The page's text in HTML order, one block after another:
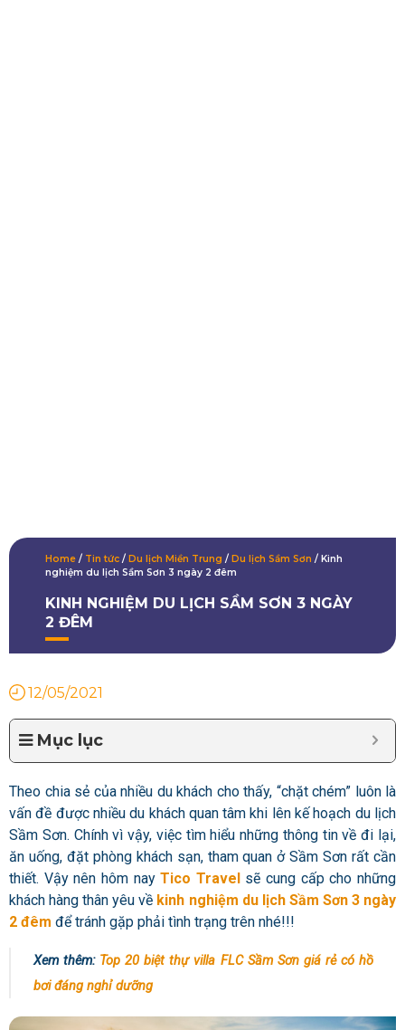
Home / Tin tức / Du lịch Miền Trung / Du lịch Sầm Sơn / Kinh
nghiệm du lịch Sầm Sơn 3 ngày 2 đêm
KINH NGHIỆM DU LỊCH SẦM SƠN 3 NGÀY
2 ĐÊM
12/05/2021
Mục lục
Theo chia sẻ của nhiều du khách cho thấy, “chặt chém” luôn là
vấn đề được nhiều du khách quan tâm khi lên kế hoạch du lịch
Sầm Sơn. Chính vì vậy, việc tìm hiểu những thông tin về đi lại,
ăn uống, đặt phòng khách sạn, tham quan ở Sầm Sơn rất cần
thiết. Vậy nên hôm nayTico Travelsẽ cung cấp cho những
khách hàng thân yêu về kinh nghiệm du lịch Sầm Sơn 3 ngày
2 đêm để tránh gặp phải tình trạng trên nhé!!!
Xem thêm: Top 20 biệt thự villa FLC Sầm Sơn giá rẻ có hồ
bơi đáng nghỉ dưỡng